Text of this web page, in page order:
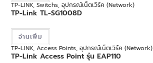
TP-LINK,Switchs,อุปกรณ์เน็ตเวิร์ค (Network)
TP-Link TL-SG1008D
อ่านเพิ่ม
TP-LINK,Access Points,อุปกรณ์เน็ตเวิร์ค (Network)
TP-Link Access Point รุ่น EAP110